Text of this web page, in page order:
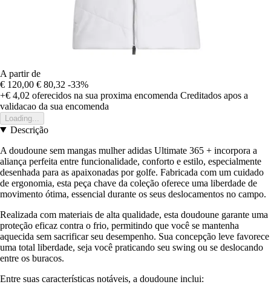
A partir de
€ 120,00 € 80,32 -33%
+€ 4,02 oferecidos na sua proxima encomenda Creditados apos a
validacao da sua encomenda
Loading...
Descrição
A doudoune sem mangas mulher adidas Ultimate 365 + incorpora a
aliança perfeita entre funcionalidade, conforto e estilo, especialmente
desenhada para as apaixonadas por golfe. Fabricada com um cuidado
de ergonomia, esta peça chave da coleção oferece uma liberdade de
movimento ótima, essencial durante os seus deslocamentos no campo.
Realizada com materiais de alta qualidade, esta doudoune garante uma
proteção eficaz contra o frio, permitindo que você se mantenha
aquecida sem sacrificar seu desempenho. Sua concepção leve favorece
uma total liberdade, seja você praticando seu swing ou se deslocando
entre os buracos.
Entre suas características notáveis, a doudoune inclui: